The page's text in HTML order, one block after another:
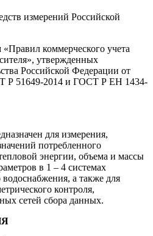
измерений Российской
«Правил коммерческого учета
утвержденных
Российской Федерации от
Р 51649-2014 и ГОСТ Р ЕН 1434-
для измерения,
потребленного
энергии, объема и массы
в 1 – 4 системах
а также для
контроля,
сетей сбора данных.